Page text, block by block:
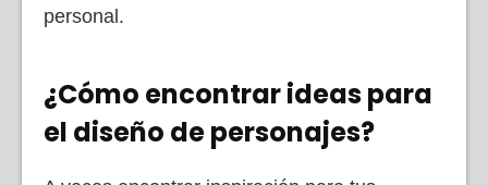
personal.
¿Cómo encontrar ideas para
el diseño de personajes?